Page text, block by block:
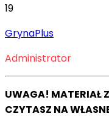
19
GrynaPlus
Administrator
UWAGA! MATERIAŁ
CZYTASZ NA